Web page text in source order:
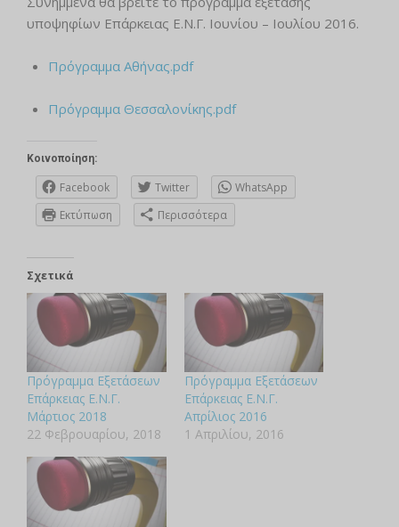
υποψηφίων Επάρκειας Ε.Ν.Γ. Ιουνίου – Ιουλίου 2016.
Πρόγραμμα Αθήνας.pdf
Πρόγραμμα Θεσσαλονίκης.pdf
Κοινοποίηση:
Facebook Twitter
WhatsApp
Εκτύπωση
Περισσότερα
Σχετικά
Πρόγραμμα Εξετάσεων
Επάρκειας Ε.Ν.Γ.
Μάρτιος 2018
22 Φεβρουαρίου, 2018
Πρόγραμμα Εξετάσεων
Επάρκειας Ε.Ν.Γ.
Απρίλιος 2016
1 Απριλίου, 2016